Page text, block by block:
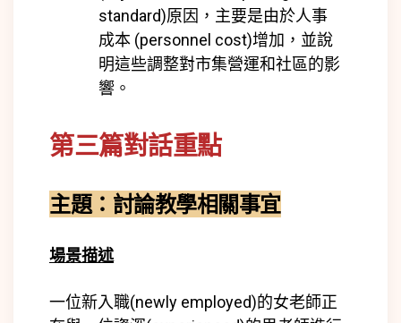
standard)原因，主要是由於人事
成本 (personnel cost)增加，並說
明這些調整對市集營運和社區的影
響。
第三篇對話重點
主題： 討論教學相關事宜
場景描述
一位新入職(newly employed)的女老師正